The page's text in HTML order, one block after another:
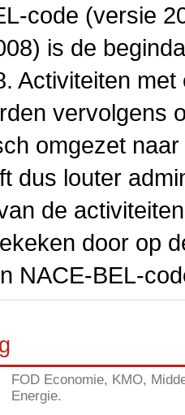
code (versie
is de
Activiteiten
vervolgens
omgezet
dus louter
de
door op
NACE-BEL-
FOD Economie, KMO,
Energie.